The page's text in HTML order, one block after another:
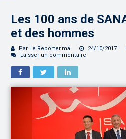
Les 100 ans de
et des hommes
Par Le Reporter.ma 24/10/2017
Laisser un commentaire